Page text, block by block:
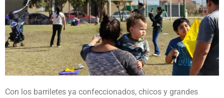
Con los barriletes ya confeccionados, chicos y grandes